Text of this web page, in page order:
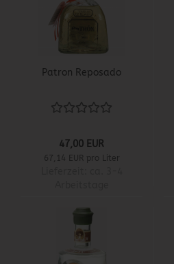
Patron Reposado
47,00 EUR
67,14 EUR pro Liter